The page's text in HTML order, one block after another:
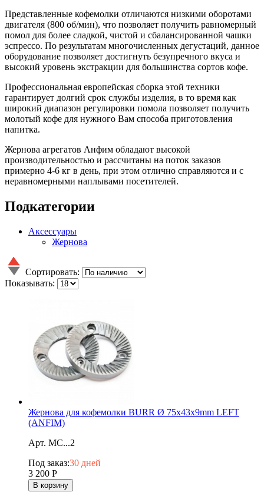
Представленные кофемолки отличаются низкими оборотами
двигателя (800 об/мин), что позволяет получить равномерный
помол для более сладкой, чистой и сбалансированной чашки
эспрессо. По результатам многочисленных дегустаций, данное
оборудование позволяет достигнуть безупречного вкуса и
высокий уровень экстракции для большинства сортов кофе.
Профессиональная европейская сборка этой техники
гарантирует долгий срок службы изделия, в то время как
широкий диапазон регулировки помола позволяет получить
молотый кофе для нужного Вам способа приготовления
напитка.
Жернова агрегатов Анфим обладают высокой
производительностью и рассчитаны на поток заказов
примерно 4-6 кг в день, при этом отлично справляются и с
неравномерными наплывами посетителей.
Подкатегории
Аксессуары
Жернова
Сортировать:
Показывать:
Жернова для кофемолки BURR Ø 75x43x9mm LEFT
(ANFIM)
Арт. MC...2
Под заказ:30 дней
3 200 Р
В корзину